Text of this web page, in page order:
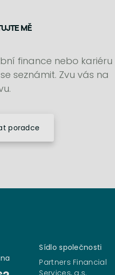
MĚ
finance nebo kariéru
seznámit. Zvu vás na
poradce
Sídlo společnosti
Partners Financial
Services, a.s.